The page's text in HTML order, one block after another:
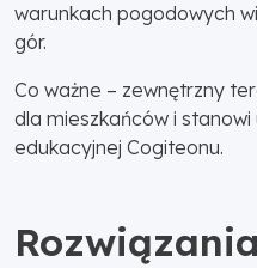
warunkach pogodowych
gór.
Co ważne – zewnętrzny
dla mieszkańców i
edukacyjnej Cogiteonu.